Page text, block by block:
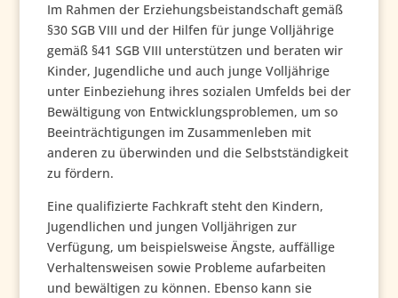
Im Rahmen der Erziehungsbeistandschaft gemäß
§30 SGB VIII und der Hilfen für junge Volljährige
gemäß §41 SGB VIII unterstützen und beraten wir
Kinder, Jugendliche und auch junge Volljährige
unter Einbeziehung ihres sozialen Umfelds bei der
Bewältigung von Entwicklungsproblemen, um so
Beeinträchtigungen im Zusammenleben mit
anderen zu überwinden und die Selbstständigkeit
zu fördern.
Eine qualifizierte Fachkraft steht den Kindern,
Jugendlichen und jungen Volljährigen zur
Verfügung, um beispielsweise Ängste, auffällige
Verhaltensweisen sowie Probleme aufarbeiten
und bewältigen zu können. Ebenso kann sie